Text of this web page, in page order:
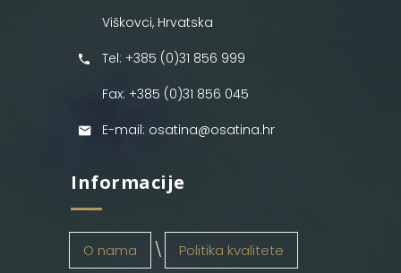
Viškovci, Hrvatska
Tel: +385 (0)31 856 999
Fax: +385 (0)31 856 045
E-mail: osatina@osatina.hr
Informacije
O nama Politika kvalitete